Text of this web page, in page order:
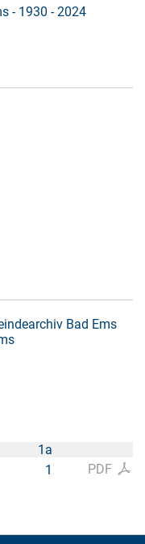
- 1930 - 2024
Bad Ems
1a
PDF
1